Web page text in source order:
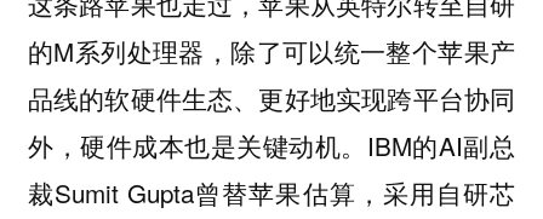
的M系列处理器，除了可以统一整个苹果产
品线的软硬件生态、更好地实现跨平台协同
外，硬件成本也是关键动机。IBM的AI副总
裁Sumit Gupta曾替苹果估算，采用自研芯